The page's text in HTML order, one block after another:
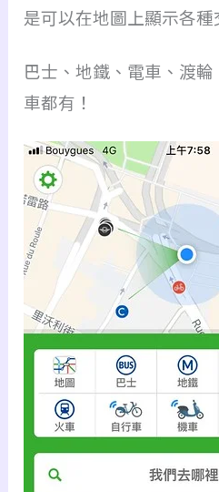
是可以在地圖上顯示各種
巴士、地鐵、電車、渡
車都有！